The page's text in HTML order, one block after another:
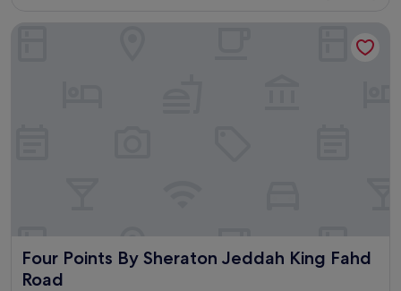
Bewertungen)
Four Points By Sheraton Jeddah King Fahd
Road
Four Points By Sheraton Jeddah King Fahd Road